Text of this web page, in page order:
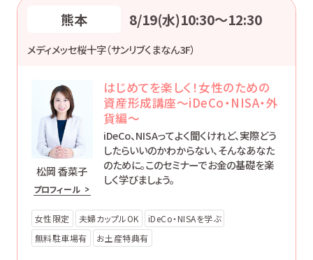
熊本 8/19(水)10:30〜12:30
メディメッセ桜十字（サンリブくまなん3F）
松岡 香菜子
プロフィール
はじめてを楽しく！女性のための
資産形成講座～iDeCo・NISA・外
貨編～
iDeCo、NISAってよく聞くけれど、実際どう
したらいいのかわからない、そんなあなた
のために。このセミナーでお金の基礎を楽
しく学びましょう。
女性限定 夫婦カップルOK
iDeCo・NISAを学ぶ
無料駐車場有
お土産特典有